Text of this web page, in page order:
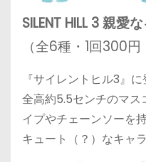
SILENT HILL 3 親愛
（全6種・1回300
『サイレントヒル3』
全高約5.5センチのマ
イプやチェーンソーを
キュート（？）なキャ